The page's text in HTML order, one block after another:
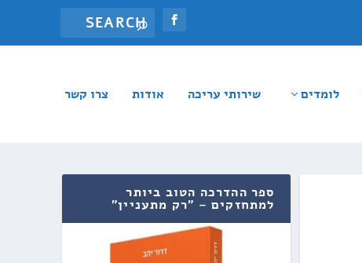
לומדים שירותי עריכה אודות צרו קשר
ספר ההדרכה הטוב ביותר
למתחזקים – "רק מתעניין"